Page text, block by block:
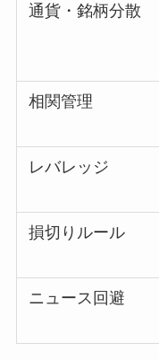
通貨・銘柄分散
相関管理
レバレッジ
損切りルール
ニュース回避